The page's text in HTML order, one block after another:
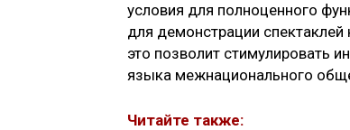
условия для полноценного
для демонстрации
это позволит стимулировать
языка межнационального
Читайте также: